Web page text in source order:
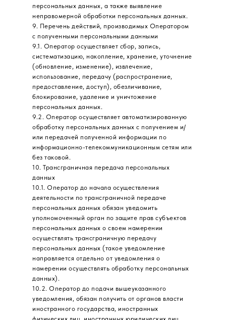
персональных данных, а также выявление
неправомерной обработки персональных данных.
9. Перечень действий, производимых Оператором
с полученными персональными данными
9.1. Оператор осуществляет сбор, запись,
систематизацию, накопление, хранение, уточнение
(обновление, изменение), извлечение,
использование, передачу (распространение,
предоставление, доступ), обезличивание,
блокирование, удаление и уничтожение
персональных данных.
9.2. Оператор осуществляет автоматизированную
обработку персональных данных с получением и/
или передачей полученной информации по
информационно-телекоммуникационным сетям или
без таковой.
10. Трансграничная передача персональных
данных
10.1. Оператор до начала осуществления
деятельности по трансграничной передаче
персональных данных обязан уведомить
уполномоченный орган по защите прав субъектов
персональных данных о своем намерении
осуществлять трансграничную передачу
персональных данных (такое уведомление
направляется отдельно от уведомления о
намерении осуществлять обработку персональных
данных).
10.2. Оператор до подачи вышеуказанного
уведомления, обязан получить от органов власти
иностранного государства, иностранных